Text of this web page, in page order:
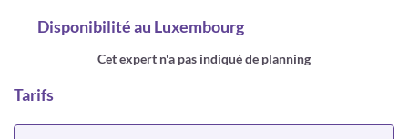
Disponibilitéau Luxembourg
Cet expert n'a pas indiqué de planning
Tarifs